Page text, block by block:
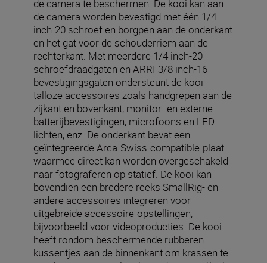
de camera te beschermen. De kooi kan aan
de camera worden bevestigd met één 1/4
inch-20 schroef en borgpen aan de onderkant
en het gat voor de schouderriem aan de
rechterkant. Met meerdere 1/4 inch-20
schroefdraadgaten en ARRI 3/8 inch-16
bevestigingsgaten ondersteunt de kooi
talloze accessoires zoals handgrepen aan de
zijkant en bovenkant, monitor- en externe
batterijbevestigingen, microfoons en LED-
lichten, enz. De onderkant bevat een
geïntegreerde Arca-Swiss-compatible-plaat
waarmee direct kan worden overgeschakeld
naar fotograferen op statief. De kooi kan
bovendien een bredere reeks SmallRig- en
andere accessoires integreren voor
uitgebreide accessoire-opstellingen,
bijvoorbeeld voor videoproducties. De kooi
heeft rondom beschermende rubberen
kussentjes aan de binnenkant om krassen te